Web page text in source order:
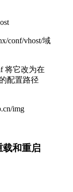
conf/vhost/域
将它改为在
配置路径
img
和重启